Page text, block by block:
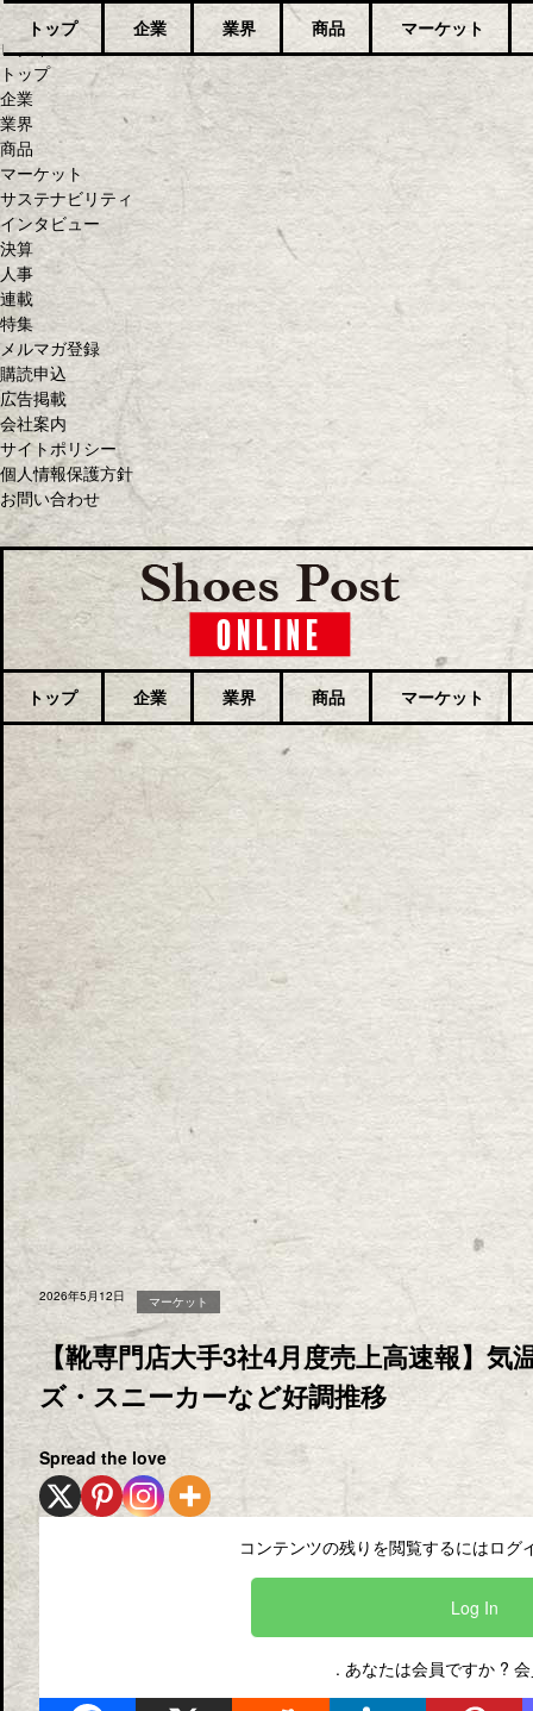
ログイン
トップ
企業
業界
商品
マーケット
サステナビリティ
インタビュー
決算
人事
連載
特集
メルマガ登録
購読申込
広告掲載
会社案内
サイトポリシー
個人情報保護方針
お問い合わせ
トップ 企業 業界 商品 マーケット
トップ 企業 業界 商品 マーケット
2026年5月12日 マーケット
【靴専門店大手3社4月度売上高速報】気
ズ・スニーカーなど好調推移
Spread the love
コンテンツの残りを閲覧するにはログ
Log In
. あなたは会員ですか ?